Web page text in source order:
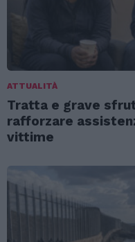
ATTUALITÀ
Tratta e grave
rafforzare
vittime